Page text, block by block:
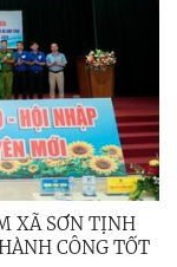
XÃ SƠN TỊNH
CÔNG TỐT